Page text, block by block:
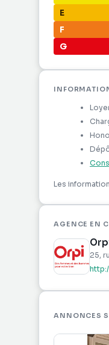
E
F
G
Les
AGENCE EN
25,
ANNONCES